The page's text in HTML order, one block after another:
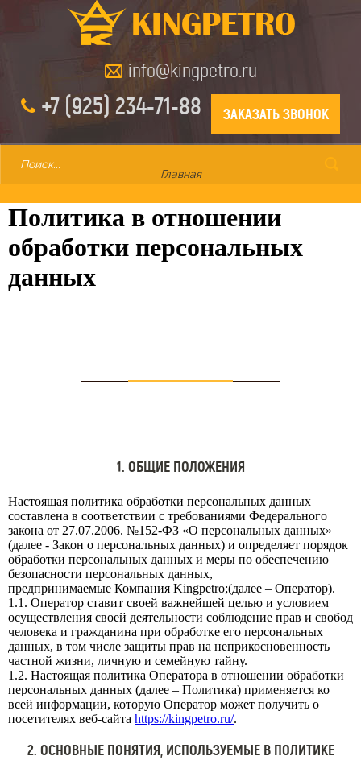
info@kingpetro.ru
+7 (925) 234-71-88 ЗАКАЗАТЬ ЗВОНОК
Главная
Политика в отношении
обработки персональных
данных
1. ОБЩИЕ ПОЛОЖЕНИЯ
Настоящая политика обработки персональных данных
составлена в соответствии с требованиями Федерального
закона от 27.07.2006. №152-ФЗ «О персональных данных»
(далее - Закон о персональных данных) и определяет порядок
обработки персональных данных и меры по обеспечению
безопасности персональных данных,
предпринимаемые Компания Kingpetro;(далее – Оператор).
1.1. Оператор ставит своей важнейшей целью и условием
осуществления своей деятельности соблюдение прав и свобод
человека и гражданина при обработке его персональных
данных, в том числе защиты прав на неприкосновенность
частной жизни, личную и семейную тайну.
1.2. Настоящая политика Оператора в отношении обработки
персональных данных (далее – Политика) применяется ко
всей информации, которую Оператор может получить о
посетителях веб-сайта https://kingpetro.ru/.
2. ОСНОВНЫЕ ПОНЯТИЯ, ИСПОЛЬЗУЕМЫЕ В ПОЛИТИКЕ